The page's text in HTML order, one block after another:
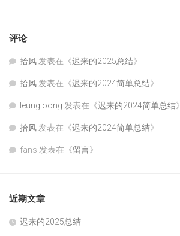
评论
拾风 发表在《迟来的2025总结》
拾风 发表在《迟来的2024简单总结》
leungloong 发表在《迟来的2024简单总结》
拾风 发表在《迟来的2024简单总结》
fans 发表在《留言》
近期文章
迟来的2025总结